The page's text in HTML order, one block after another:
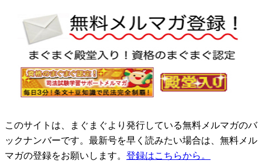
このサイトは、まぐまぐより発行している無料メルマガのバ
ックナンバーです。最新号を早く読みたい場合は、無料メル
マガの登録をお願いします。 登録はこちらから。